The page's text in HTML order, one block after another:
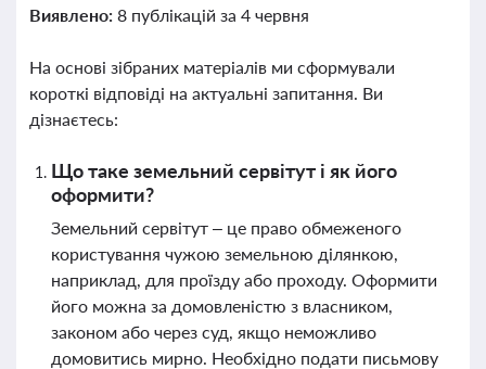
Виявлено: 8 публікацій за 4 червня
На основі зібраних матеріалів ми сформували
короткі відповіді на актуальні запитання. Ви
дізнаєтесь:
Що таке земельний сервітут і як його
оформити?
Земельний сервітут – це право обмеженого
користування чужою земельною ділянкою,
наприклад, для проїзду або проходу. Оформити
його можна за домовленістю з власником,
законом або через суд, якщо неможливо
домовитись мирно. Необхідно подати письмову